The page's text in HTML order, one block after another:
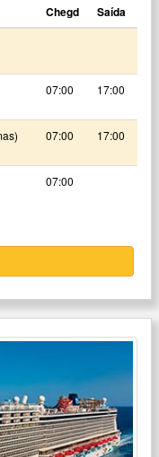
Chegd Saída
07:00 17:00
07:00 17:00
07:00